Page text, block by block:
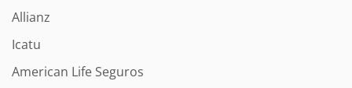
Allianz
Icatu
American Life Seguros